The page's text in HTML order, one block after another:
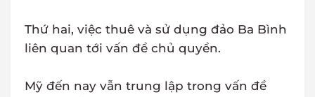
Thứ hai, việc thuê và sử dụng đảo Ba Bình
liên quan tới vấn đề chủ quyền.
Mỹ đến nay vẫn trung lập trong vấn đề